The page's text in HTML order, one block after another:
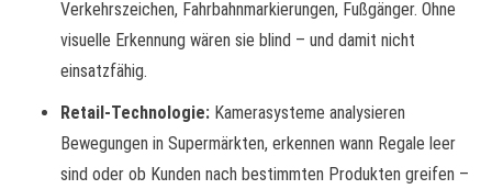
Verkehrszeichen, Fahrbahnmarkierungen, Fußgänger. Ohne
visuelle Erkennung wären sie blind – und damit nicht
einsatzfähig.
Retail-Technologie: Kamerasysteme analysieren
Bewegungen in Supermärkten, erkennen wann Regale leer
sind oder ob Kunden nach bestimmten Produkten greifen –